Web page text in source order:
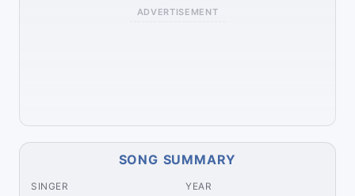
ADVERTISEMENT
SONG SUMMARY
SINGER YEAR